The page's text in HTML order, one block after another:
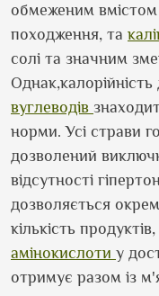
обмеженим вмістом
походження, та
солі та значним
Однак,калорійність
вуглеводів
норми. Усі страви
дозволений
відсутності
дозволяється
кількість
амінокислоти у
отримує разом із